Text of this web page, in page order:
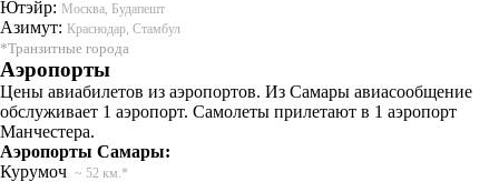
Ютэйр: Москва, Будапешт
Азимут: Краснодар, Стамбул
*Транзитные города
Аэропорты
Цены авиабилетов из аэропортов. Из Самары авиасообщение
обслуживает 1 аэропорт. Самолеты прилетают в 1 аэропорт
Манчестера.
Аэропорты Самары:
Курумоч ~ 52 км.*